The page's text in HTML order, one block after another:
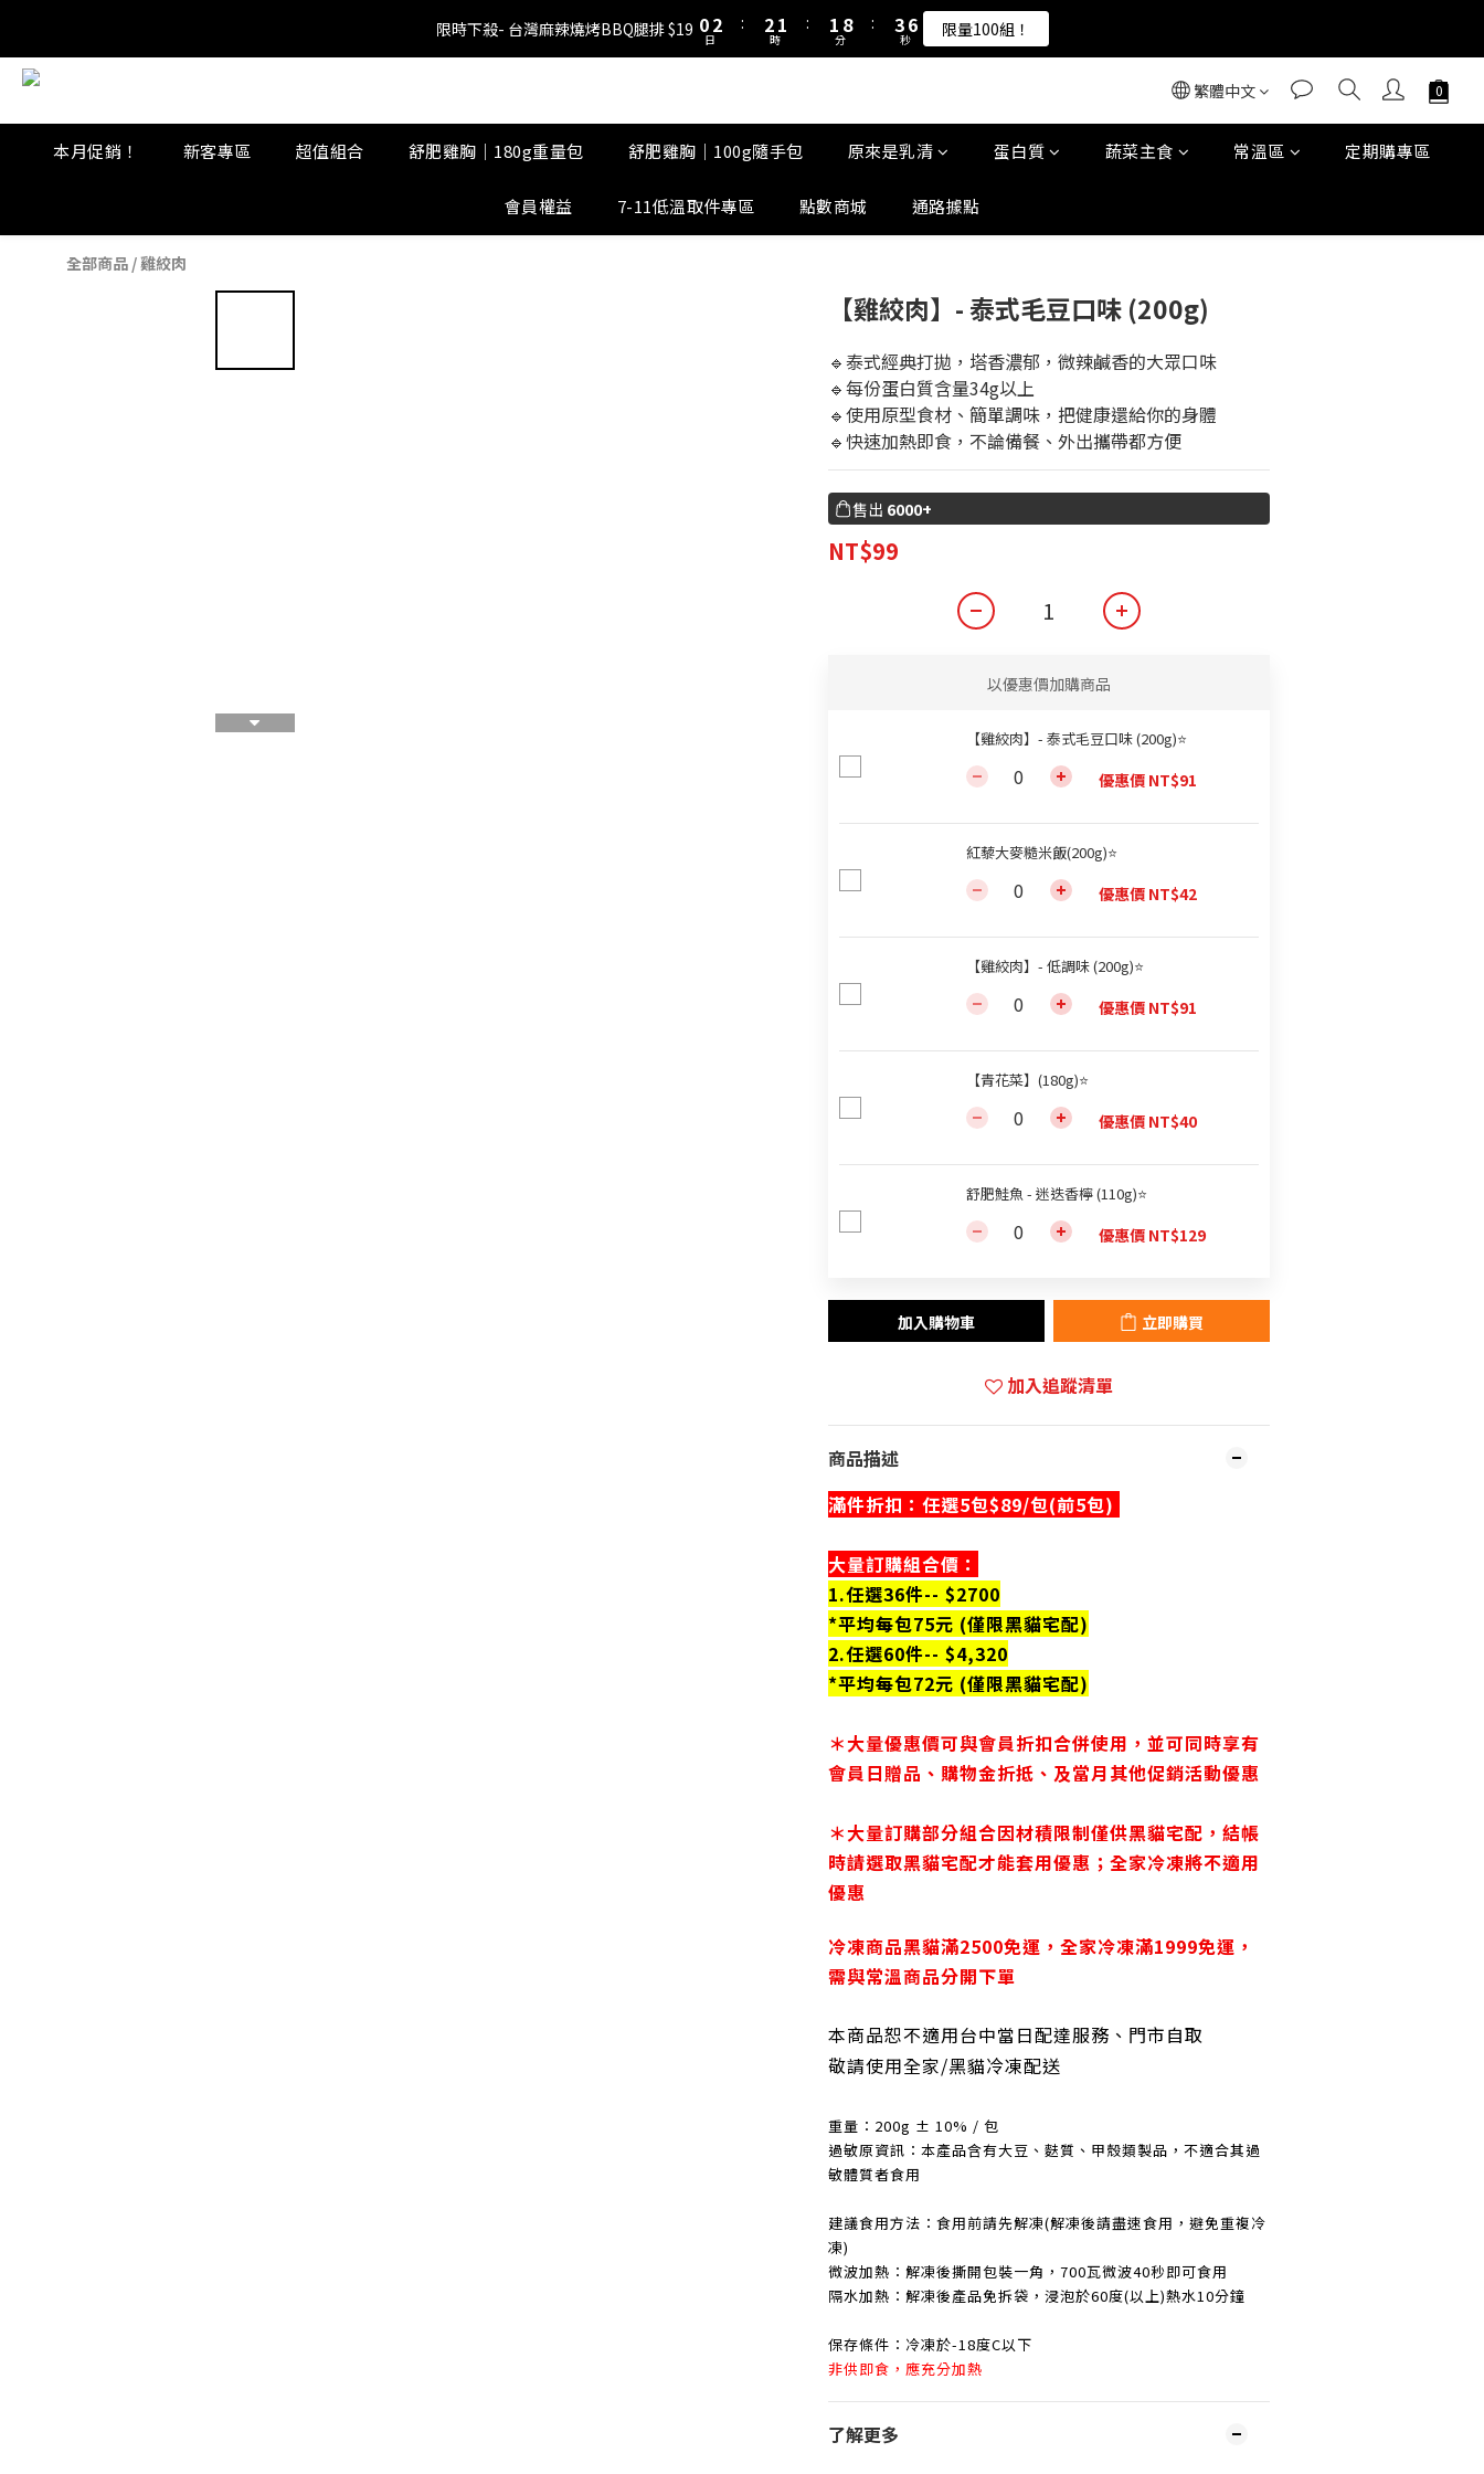
限時下殺- 台灣麻辣燒烤BBQ腿排 $19 02
1
日
:
2
1
1
0
時
:
1
0
8
7
4
3
1
0
分
:
3
2
6
5
2
1
秒 限量100組！
限時下殺- 台灣麻辣燒烤BBQ腿排 $19 02
1
日
:
2
1
1
0
時
:
1
0
8
7
4
3
1
0
分
:
3
2
6
5
2
1
秒 限量100組！
限時下殺- 台灣麻辣燒烤BBQ腿排 $19
5
4
3
0
7
6
5
2
1
日
7
6
5
2
1
6
5
4
1
0
時
6
5
4
8
7
5
4
1
8
7
6
3
2
9
6
5
3
2
秒 限量100組！
繁體中文
本月促銷！ 新客專區 超值組合 舒肥雞胸｜180g重量包 舒肥雞胸｜100g隨手包 原來是乳清 蛋白質 蔬菜主食 常溫區 定期購專區
會員權益 7-11低溫取件專區 點數商城 通路據點
全部商品 /雞絞肉
【雞絞肉】- 泰式毛豆口味 (200g)
🔹泰式經典打拋，塔香濃郁，微辣鹹香的大眾口味
🔹每份蛋白質含量34g以上
🔹使用原型食材、簡單調味，把健康還給你的身體
🔹快速加熱即食，不論備餐、外出攜帶都方便
售出 6000+
NT$99
以優惠價加購商品
【雞絞肉】- 泰式毛豆口味 (200g)⭐
優惠價 NT$91
紅藜大麥糙米飯(200g)⭐
優惠價 NT$42
【雞絞肉】- 低調味 (200g)⭐
優惠價 NT$91
【青花菜】(180g)⭐
優惠價 NT$40
舒肥鮭魚 - 迷迭香檸 (110g)⭐
優惠價 NT$129
加入購物車 立即購買
加入追蹤清單
商品描述
滿件折扣：任選5包$89/包(前5包)
大量訂購組合價：
1.任選36件-- $2700
*平均每包75元 (僅限黑貓宅配)
2.任選60件-- $4,320
*平均每包72元 (僅限黑貓宅配)
＊大量優惠價可與會員折扣合併使用，並可同時享有
會員日贈品、購物金折抵、及當月其他促銷活動優惠
＊大量訂購部分組合因材積限制僅供黑貓宅配，結帳
時請選取黑貓宅配才能套用優惠；全家冷凍將不適用
優惠
冷凍商品黑貓滿2500免運， 全家冷凍滿1999免運，
需與常溫商品分開下單
本商品恕不適用台中當日配達服務、門市自取
敬請使用全家/黑貓冷凍配送
重量： 200g ± 10% / 包
過敏原資訊： 本產品含有大豆、麩質、甲殼類製品，不適合其過
敏體質者食用
建議食用方法 ： 食用前請先解凍(解凍後請盡速食用，避免重複冷
凍)
微波加熱 ： 解凍後撕開包裝一角，700瓦微波40秒即可食用
隔水加熱 ： 解凍後產品免拆袋，浸泡於60度(以上)熱水10分鐘
保存條件：冷凍於-18度C以下
非供即食，應充分加熱
了解更多